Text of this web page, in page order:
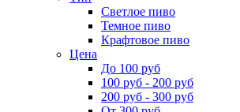
Светлое пиво
Темное пиво
Крафтовое пиво
Цена
До 100 руб
100 руб - 200 руб
200 руб - 300 руб